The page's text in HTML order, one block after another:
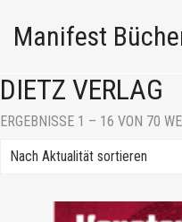
Manifest
DIETZ VERLAG
ERGEBNISSE 1 – 16 VON 70
Nach Aktualität sortieren